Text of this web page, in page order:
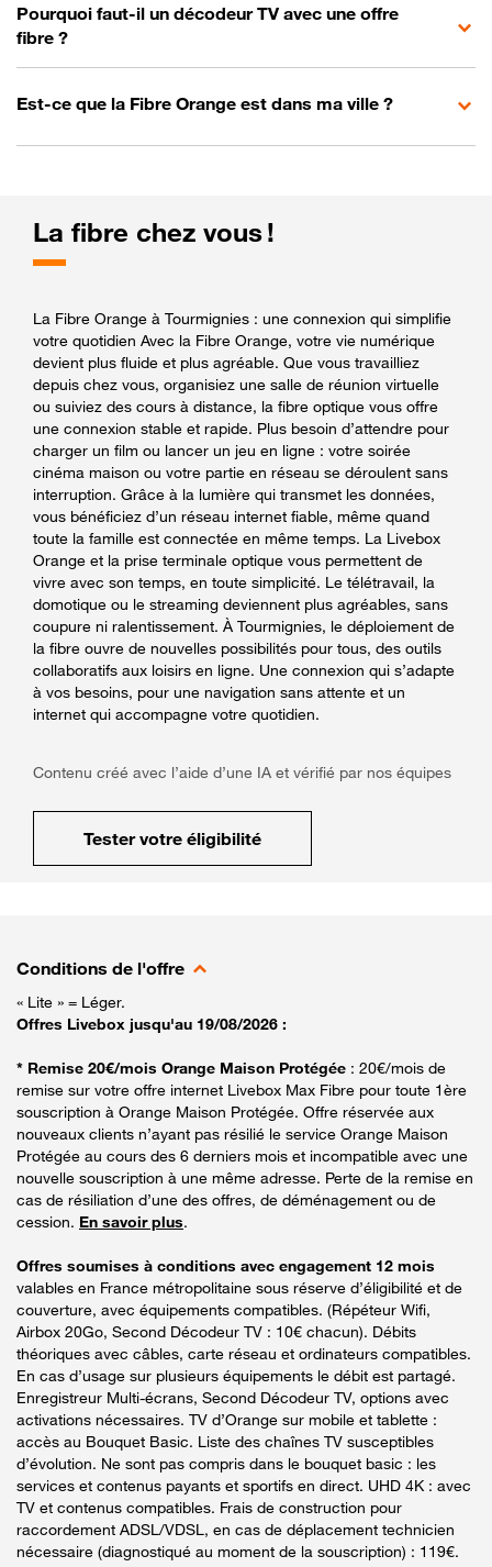
Pourquoi faut-il un décodeur TV avec une offre
fibre ?
Est-ce que la Fibre Orange est dans ma ville ?
La fibre chez vous !
La Fibre Orange à Tourmignies : une connexion qui simplifie
votre quotidien Avec la Fibre Orange, votre vie numérique
devient plus fluide et plus agréable. Que vous travailliez
depuis chez vous, organisiez une salle de réunion virtuelle
ou suiviez des cours à distance, la fibre optique vous offre
une connexion stable et rapide. Plus besoin d’attendre pour
charger un film ou lancer un jeu en ligne : votre soirée
cinéma maison ou votre partie en réseau se déroulent sans
interruption. Grâce à la lumière qui transmet les données,
vous bénéficiez d’un réseau internet fiable, même quand
toute la famille est connectée en même temps. La Livebox
Orange et la prise terminale optique vous permettent de
vivre avec son temps, en toute simplicité. Le télétravail, la
domotique ou le streaming deviennent plus agréables, sans
coupure ni ralentissement. À Tourmignies, le déploiement de
la fibre ouvre de nouvelles possibilités pour tous, des outils
collaboratifs aux loisirs en ligne. Une connexion qui s’adapte
à vos besoins, pour une navigation sans attente et un
internet qui accompagne votre quotidien.
Contenu créé avec l’aide d’une IA et vérifié par nos équipes
Tester votre éligibilité
Conditions de l'offre
« Lite » = Léger.
Offres Livebox jusqu'au 19/08/2026 :
* Remise 20€/mois Orange Maison Protégée : 20€/mois de
remise sur votre offre internet Livebox Max Fibre pour toute 1ère
souscription à Orange Maison Protégée. Offre réservée aux
nouveaux clients n’ayant pas résilié le service Orange Maison
Protégée au cours des 6 derniers mois et incompatible avec une
nouvelle souscription à une même adresse. Perte de la remise en
cas de résiliation d’une des offres, de déménagement ou de
cession. En savoir plus.
Offres soumises à conditions avec engagement 12 mois
valables en France métropolitaine sous réserve d’éligibilité et de
couverture, avec équipements compatibles. (Répéteur Wifi,
Airbox 20Go, Second Décodeur TV : 10€ chacun). Débits
théoriques avec câbles, carte réseau et ordinateurs compatibles.
En cas d’usage sur plusieurs équipements le débit est partagé.
Enregistreur Multi-écrans, Second Décodeur TV, options avec
activations nécessaires. TV d’Orange sur mobile et tablette :
accès au Bouquet Basic. Liste des chaînes TV susceptibles
d’évolution. Ne sont pas compris dans le bouquet basic : les
services et contenus payants et sportifs en direct. UHD 4K : avec
TV et contenus compatibles. Frais de construction pour
raccordement ADSL/VDSL, en cas de déplacement technicien
nécessaire (diagnostiqué au moment de la souscription) : 119€.